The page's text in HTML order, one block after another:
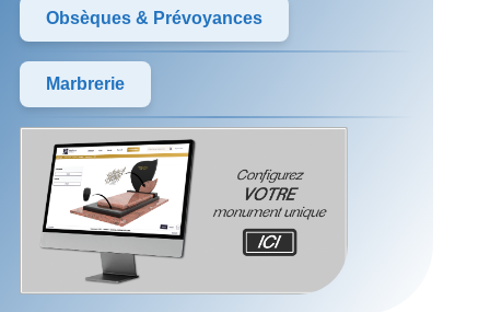
Obsèques & Prévoyances
Marbrerie